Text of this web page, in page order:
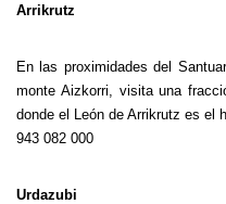
Arrikrutz
En las proximidades del
monte Aizkorri, visita una
donde el León de Arrikrutz es el
943 082 000
Urdazubi